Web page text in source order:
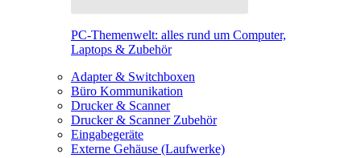
PC-Themenwelt: alles rund um Computer,
Laptops & Zubehör
Adapter & Switchboxen
Büro Kommunikation
Drucker & Scanner
Drucker & Scanner Zubehör
Eingabegeräte
Externe Gehäuse (Laufwerke)